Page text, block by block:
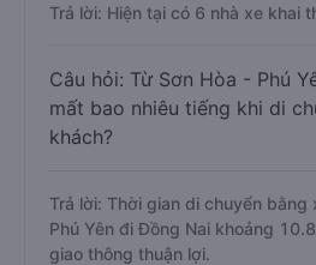
Trả lời: Hiện tại có 6 nhà xe khai
Câu hỏi: Từ Sơn Hòa - Phú
mất bao nhiêu tiếng khi di
khách?
Trả lời: Thời gian di chuyển bằng
Phú Yên đi Đồng Nai khoảng
giao thông thuận lợi.